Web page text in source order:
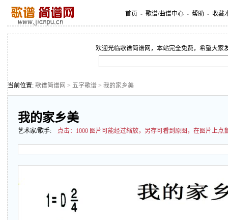
首页 - 歌谱/曲谱中心 - 帮助 - 收藏
欢迎光临歌谱简谱网，本站完全免费，希望大家
当前位置: 歌谱简谱网 > 五字歌谱 > 我的家乡美
我的家乡美
艺术家/歌手: 点击： 1000 图片可能经过缩放，另存可看到原图，在图片上